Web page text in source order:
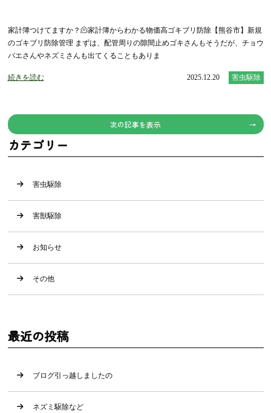
家計簿つけてますか？🫠家計簿からわかる物価高ゴキブリ防除【熊谷市】新規
のゴキブリ防除管理 まずは、配管周りの隙間止めゴキさんもそうだが、チョウ
バエさんやネズミさんも出てくることもありま
続きを読む 2025.12.20 害虫駆除
次の記事を表示
カテゴリー
害虫駆除
害獣駆除
お知らせ
その他
最近の投稿
ブログ引っ越しましたの
ネズミ駆除など